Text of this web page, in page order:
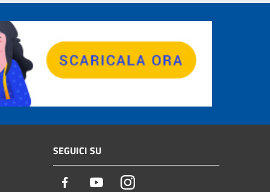
SEGUICI SU
Facebook YoutubeInstagram